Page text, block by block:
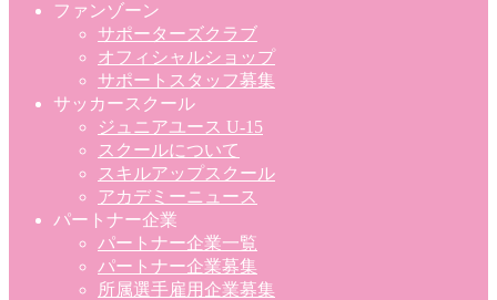
ファンゾーン
サポーターズクラブ
オフィシャルショップ
サポートスタッフ募集
サッカースクール
ジュニアユース U-15
スクールについて
スキルアップスクール
アカデミーニュース
パートナー企業
パートナー企業一覧
パートナー企業募集
所属選手雇用企業募集